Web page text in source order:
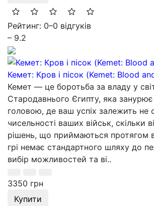
Рейтинг: 0–0 відгуків
– 9.2
Кемет: Кров і пісок (Kemet: Blood
Кемет — це боротьба за владу у
Стародавнього Єгипту, яка
головою, де ваш успіх залежить не
чисельності ваших військ, скільки
рішень, що приймаються протягом
грі немає стандартного шляху до
вибір можливостей та ві..
3350 грн
Купити